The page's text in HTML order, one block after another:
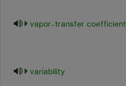
vapor-transfer coefficient
variability